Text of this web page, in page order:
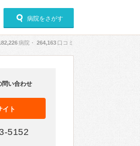
病院をさがす
病院・ 264,163 口コミ
問い合わせ
イト
5152